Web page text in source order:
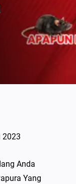
2023
Anda
Yang